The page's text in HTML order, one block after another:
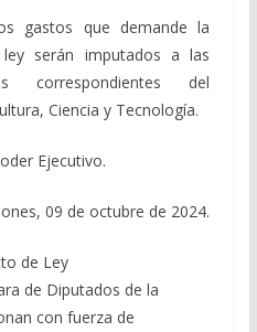
gastos que demande la
serán imputados a las
correspondientes del
Ciencia y Tecnología.
Ejecutivo.
09 de octubre de 2024.
de Ley
de Diputados de la
con fuerza de